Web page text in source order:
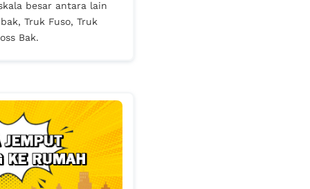
besar antara lain
Truk Fuso, Truk
Bak.